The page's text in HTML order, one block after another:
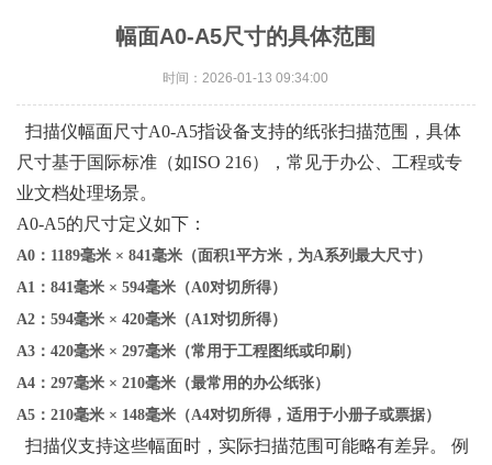
幅面A0-A5尺寸的具体范围
时间：2026-01-13 09:34:00
扫描仪幅面尺寸A0-A5指设备支持的纸张扫描范围 ，具体
尺寸基于国际标准 （如ISO 216），常见于办公 工程或专
业文档处理场景。‌
A0-A5的尺寸定义如下：
A0 ‌：1189毫米 × 841毫米（面积1平方米，为A系列最大尺寸）
A1 ‌：841毫米 × 594毫米（A0对切所得）
A2 ‌：594毫米 × 420毫米（A1对切所得）
A3 ‌：420毫米 × 297毫米（常用于工程图纸或印刷）
A4 ‌：297毫米 × 210毫米（最常用的办公纸张）
A5 ‌：210毫米 × 148毫米（A4对切所得，适用于小册子或票据）
‌扫描仪支持这些幅面时，实际扫描范围可能略有差异。
‌ 例